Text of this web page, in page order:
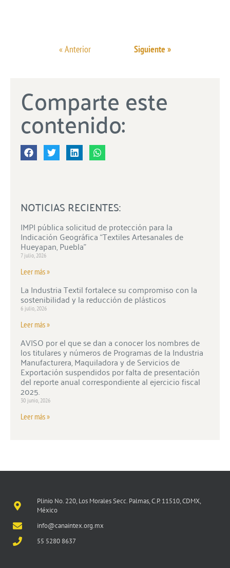
« Anterior Siguiente »
Comparte este
contenido:
NOTICIAS RECIENTES:
IMPI pública solicitud de protección para la
Indicación Geográfica “Textiles Artesanales de
Hueyapan, Puebla”
7 julio, 2026
Leer más »
La Industria Textil fortalece su compromiso con la
sostenibilidad y la reducción de plásticos
6 julio, 2026
Leer más »
AVISO por el que se dan a conocer los nombres de
los titulares y números de Programas de la Industria
Manufacturera, Maquiladora y de Servicios de
Exportación suspendidos por falta de presentación
del reporte anual correspondiente al ejercicio fiscal
2025.
30 junio, 2026
Leer más »
Plinio No. 220, Los Morales Secc. Palmas, C.P. 11510, CDMX,
México
info@canaintex.org.mx
55 5280 8637